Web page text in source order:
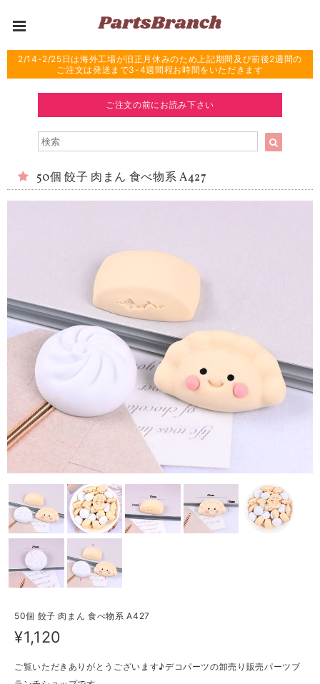
2/14-2/25日は海外工場が旧正月休みのため上記期間及び前後2週間の
ご注文は発送まで3-4週間程お時間をいただきます
ご注文の前にお読み下さい
50個 餃子 肉まん 食べ物系 A427
50個 餃子 肉まん 食べ物系 A427
¥1,120
ご覧いただきありがとうございます♪デコパーツの卸売り販売パーツブ